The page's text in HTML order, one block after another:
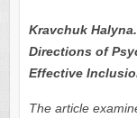
Kravchuk Halyna.
Directions of
Effective
The article